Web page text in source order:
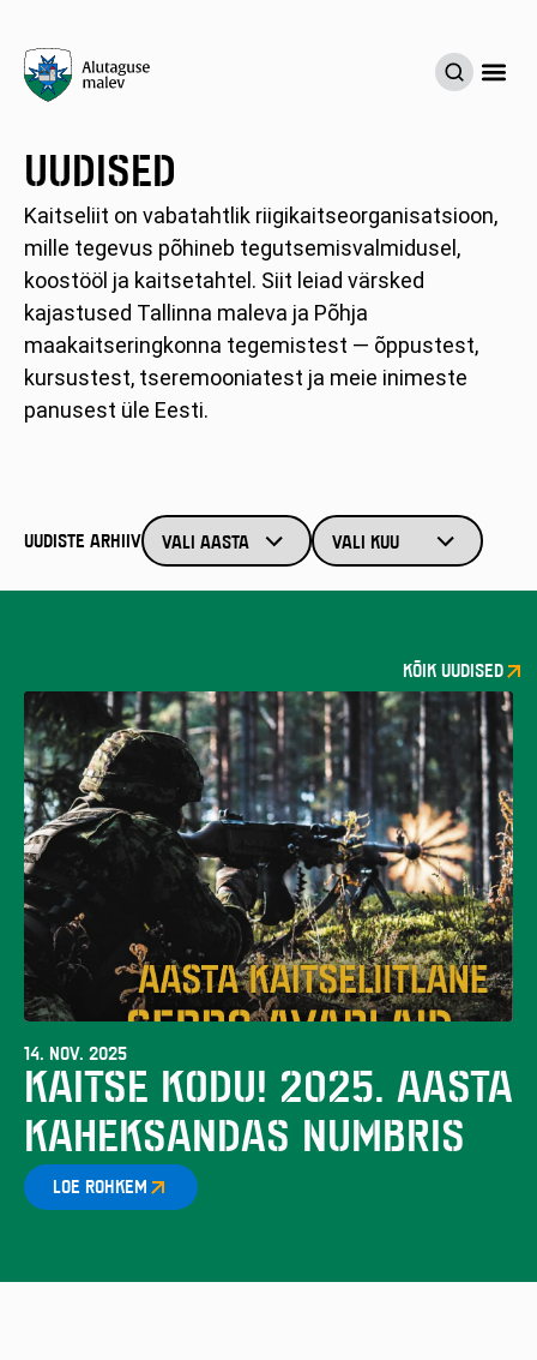
UUDISED
Kaitseliit on vabatahtlik riigikaitseorganisatsioon,
mille tegevus põhineb tegutsemisvalmidusel,
koostööl ja kaitsetahtel. Siit leiad värsked
kajastused Tallinna maleva ja Põhja
maakaitseringkonna tegemistest — õppustest,
kursustest, tseremooniatest ja meie inimeste
panusest üle Eesti.
UUDISTE ARHIIV
KÕIK UUDISED
14. NOV. 2025
KAITSE KODU! 2025. AASTA
KAHEKSANDAS NUMBRIS
LOE ROHKEM